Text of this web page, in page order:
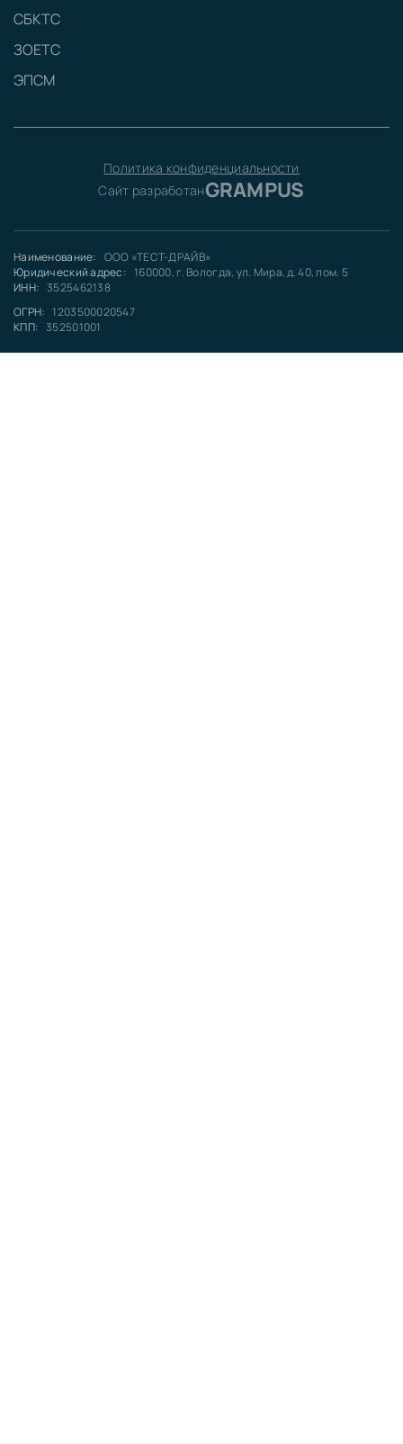
СБКТС
ЗОЕТС
ЭПСМ
Политика конфиденциальности
Сайт разработанGRAMPUS
Наименование: ООО «ТЕСТ-ДРАЙВ»
Юридический адрес: 160000, г. Вологда, ул. Мира, д. 40, пом. 5
ИНН: 3525462138
ОГРН: 1203500020547
КПП: 352501001